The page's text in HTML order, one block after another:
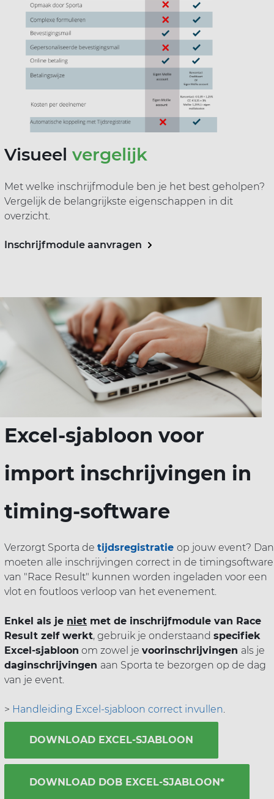
Visueel vergelijk
Met welke inschrijfmodule ben je het best geholpen?
Vergelijk de belangrijkste eigenschappen in dit
overzicht.
Inschrijfmodule aanvragen
Excel-sjabloon voor
import inschrijvingen in
timing-software
Verzorgt Sporta de tijdsregistratie op jouw event? Dan
moeten alle inschrijvingen correct in de timingsoftware
van "Race Result" kunnen worden ingeladen voor een
vlot en foutloos verloop van het evenement.
Enkel als je niet met de inschrijfmodule van Race
Result zelf werkt, gebruik je onderstaand specifiek
Excel-sjabloon om zowel je voorinschrijvingen als je
daginschrijvingen aan Sporta te bezorgen op de dag
van je event.
> Handleiding Excel-sjabloon correct invullen
DOWNLOAD EXCEL-SJABLOON
DOWNLOAD DOB EXCEL-SJABLOON*